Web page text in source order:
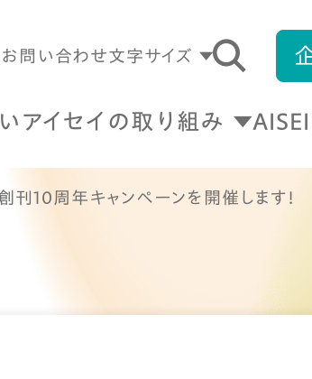
お問い合わせ文字サイズ
アイセイの取り組み
刊10周年キャンペーンを開催します！